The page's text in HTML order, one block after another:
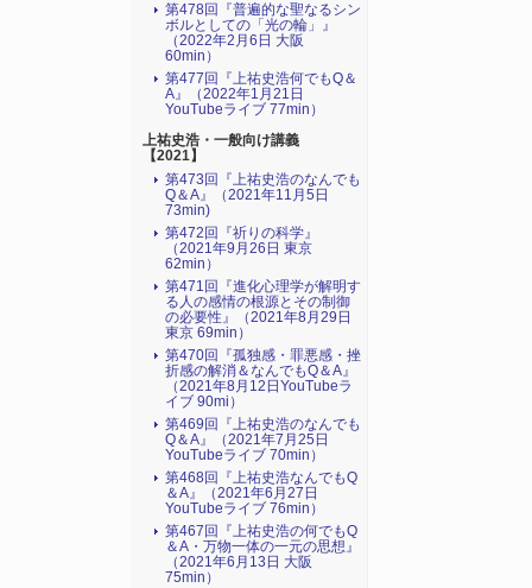
第478回『普遍的な聖なるシン
ボルとしての「光の輪」』
（2022年2月6日 大阪
60min）
第477回『上祐史浩何でもQ＆
A』（2022年1月21日
YouTubeライブ 77min）
上祐史浩・一般向け講義
【2021】
第473回『上祐史浩のなんでも
Q＆A』（2021年11月5日
73min)
第472回『祈りの科学』
（2021年9月26日 東京
62min）
第471回『進化心理学が解明す
る人の感情の根源とその制御
の必要性』（2021年8月29日
東京 69min）
第470回『孤独感・罪悪感・挫
折感の解消＆なんでもQ＆A』
（2021年8月12日YouTubeラ
イブ 90mi）
第469回『上祐史浩のなんでも
Q＆A』（2021年7月25日
YouTubeライブ 70min）
第468回『上祐史浩なんでもQ
＆A』（2021年6月27日
YouTubeライブ 76min）
第467回『上祐史浩の何でもQ
＆A・万物一体の一元の思想』
（2021年6月13日 大阪
75min）